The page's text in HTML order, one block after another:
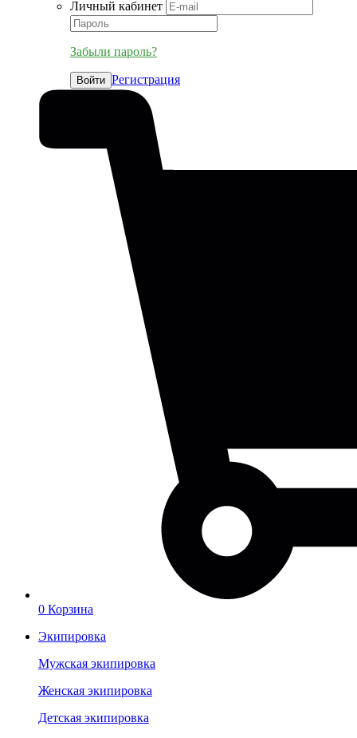
Личный кабинет
Забыли пароль?
Войти Регистрация
0 Корзина
Экипировка
Мужская экипировка
Женская экипировка
Детская экипировка